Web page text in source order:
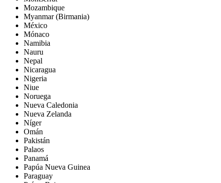
Mozambique
Myanmar (Birmania)
México
Mónaco
Namibia
Nauru
Nepal
Nicaragua
Nigeria
Niue
Noruega
Nueva Caledonia
Nueva Zelanda
Níger
Omán
Pakistán
Palaos
Panamá
Papúa Nueva Guinea
Paraguay